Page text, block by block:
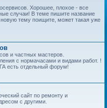
Хорошее, плохое - все
случаи! В теме пишите название
тему поищите, может такая уже
и частных мастеров.
с нормачасами и видами работ. !
есть отдельный форум!
сайт по ремонту и
с другими.